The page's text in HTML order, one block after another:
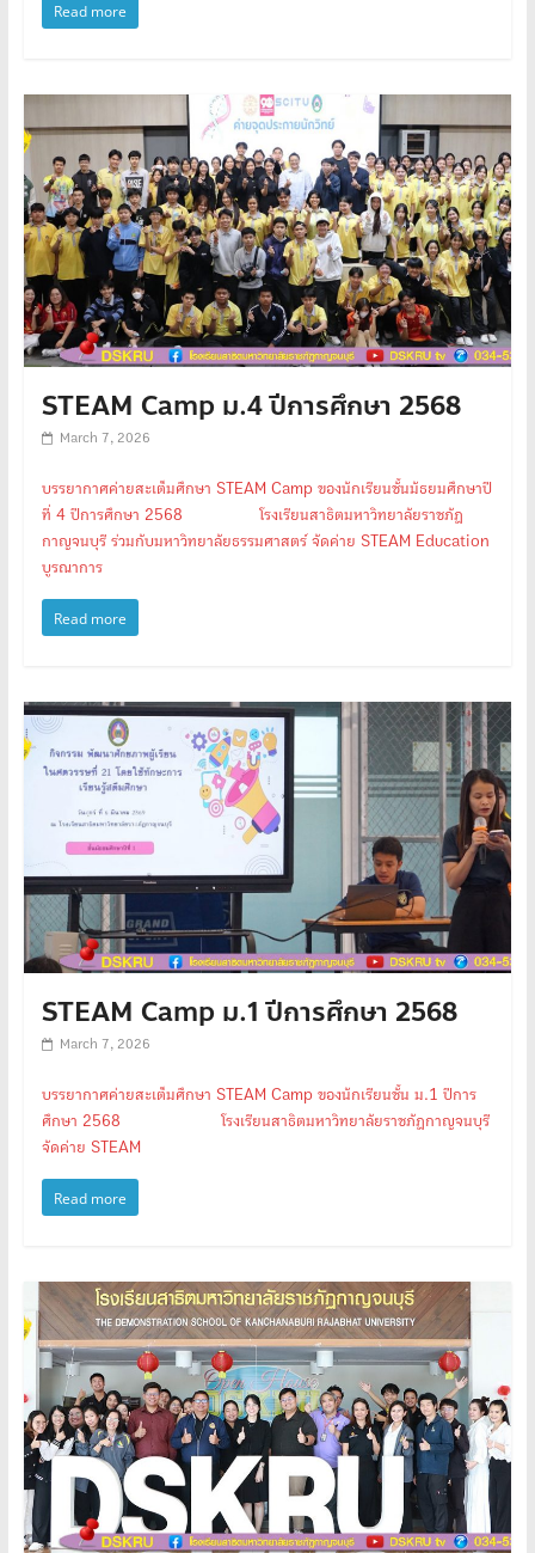
Read more
STEAM Camp ม.4 ปีการศึกษา 2568
March 7, 2026
บรรยากาศค่ายสะเต็มศึกษา STEAM Camp ของนักเรียนชั้นมัธยมศึกษาปี
ที่ 4 ปีการศึกษา 2568 โรงเรียนสาธิตมหาวิทยาลัยราชภัฏ
กาญจนบุรี ร่วมกับมหาวิทยาลัยธรรมศาสตร์ จัดค่าย STEAM Education
บูรณาการ
Read more
STEAM Camp ม.1 ปีการศึกษา 2568
March 7, 2026
บรรยากาศค่ายสะเต็มศึกษา STEAM Camp ของนักเรียนชั้น ม.1 ปีการ
ศึกษา 2568 โรงเรียนสาธิตมหาวิทยาลัยราชภัฏกาญจนบุรี
จัดค่าย STEAM
Read more